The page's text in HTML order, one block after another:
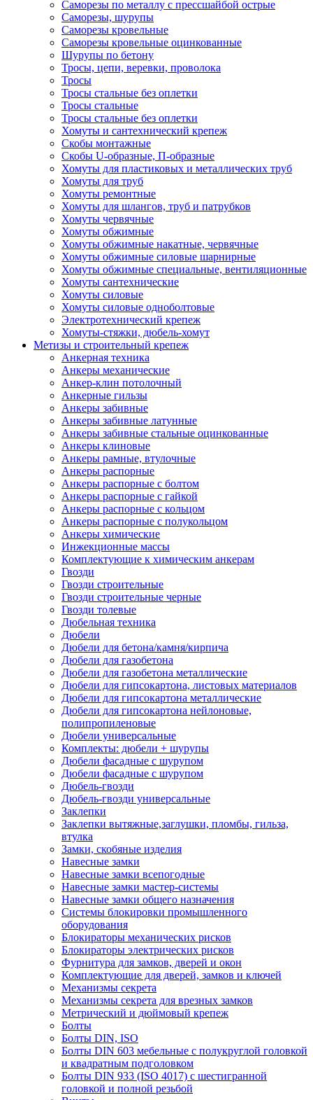
Саморезы по металлу с прессшайбой острые
Саморезы, шурупы
Саморезы кровельные
Саморезы кровельные оцинкованные
Шурупы по бетону
Тросы, цепи, веревки, проволока
Тросы
Тросы стальные без оплетки
Тросы стальные
Тросы стальные без оплетки
Хомуты и сантехнический крепеж
Скобы монтажные
Скобы U-образные, П-образные
Хомуты для пластиковых и металлических труб
Хомуты для труб
Хомуты ремонтные
Хомуты для шлангов, труб и патрубков
Хомуты червячные
Хомуты обжимные
Хомуты обжимные накатные, червячные
Хомуты обжимные силовые шарнирные
Хомуты обжимные специальные, вентиляционные
Хомуты сантехнические
Хомуты силовые
Хомуты силовые одноболтовые
Электротехнический крепеж
Хомуты-стяжки, дюбель-хомут
Метизы и строительный крепеж
Анкерная техника
Анкеры механические
Анкер-клин потолочный
Анкерные гильзы
Анкеры забивные
Анкеры забивные латунные
Анкеры забивные стальные оцинкованные
Анкеры клиновые
Анкеры рамные, втулочные
Анкеры распорные
Анкеры распорные с болтом
Анкеры распорные с гайкой
Анкеры распорные с кольцом
Анкеры распорные с полукольцом
Анкеры химические
Инжекционные массы
Комплектующие к химическим анкерам
Гвозди
Гвозди строительные
Гвозди строительные черные
Гвозди толевые
Дюбельная техника
Дюбели
Дюбели для бетона/камня/кирпича
Дюбели для газобетона
Дюбели для газобетона металлические
Дюбели для гипсокартона, листовых материалов
Дюбели для гипсокартона металлические
Дюбели для гипсокартона нейлоновые,
полипропиленовые
Дюбели универсальные
Комплекты: дюбели + шурупы
Дюбели фасадные с шурупом
Дюбели фасадные с шурупом
Дюбель-гвозди
Дюбель-гвозди универсальные
Заклепки
Заклепки вытяжные,заглушки, пломбы, гильза,
втулка
Замки, скобяные изделия
Навесные замки
Навесные замки всепогодные
Навесные замки мастер-системы
Навесные замки общего назначения
Системы блокировки промышленного
оборудования
Блокираторы механических рисков
Блокираторы электрических рисков
Фурнитура для замков, дверей и окон
Комплектующие для дверей, замков и ключей
Механизмы секрета
Механизмы секрета для врезных замков
Метрический и дюймовый крепеж
Болты
Болты DIN, ISO
Болты DIN 603 мебельные с полукруглой головкой
и квадратным подголовком
Болты DIN 933 (ISO 4017) с шестигранной
головкой и полной резьбой